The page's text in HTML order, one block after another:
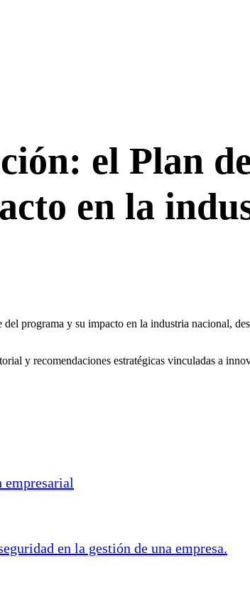
el Plan
en la
del programa y su impacto en la industria nacional,
y recomendaciones estratégicas vinculadas a
empresarial
en la gestión de una empresa.